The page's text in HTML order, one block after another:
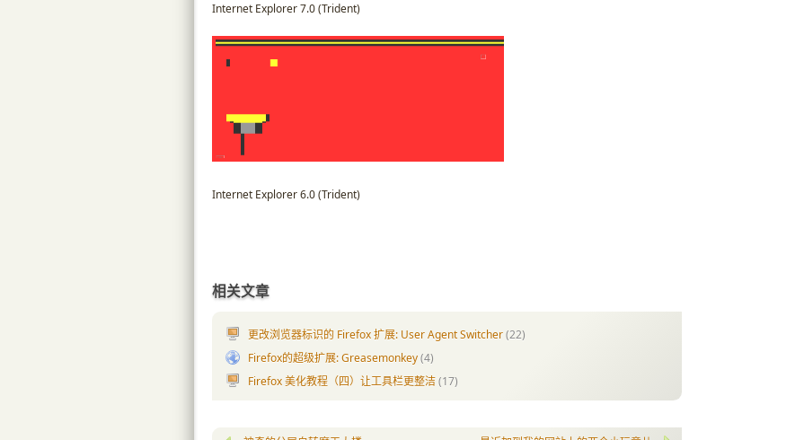
Internet Explorer 7.0 (Trident)
Internet Explorer 6.0 (Trident)
相关文章
更改浏览器标识的 Firefox 扩展: User Agent Switcher(22)
Firefox的超级扩展: Greasemonkey(4)
Firefox 美化教程（四）让工具栏更整洁(17)